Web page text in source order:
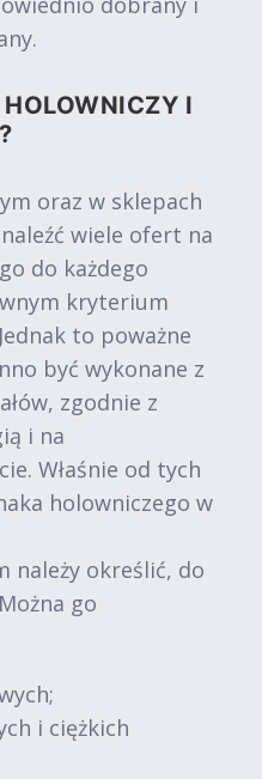
I
oraz w sklepach
wiele ofert na
do każdego
kryterium
to poważne
być wykonane z
zgodnie z
i na
Właśnie od tych
holowniczego w
należy określić, do
go
i ciężkich